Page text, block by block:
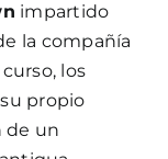
impartido
la compañía
los
propio
de un